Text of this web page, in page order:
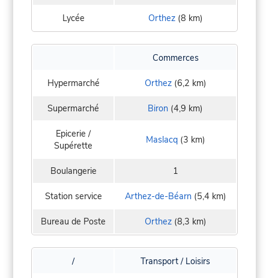
Lycée Orthez(8 km)
Commerces
Hypermarché Orthez(6,2 km)
Supermarché Biron (4,9 km)
Epicerie /
Supérette
Maslacq(3 km)
Boulangerie 1
Station service Arthez-de-Béarn(5,4 km)
Bureau de Poste Orthez(8,3 km)
/ Transport / Loisirs